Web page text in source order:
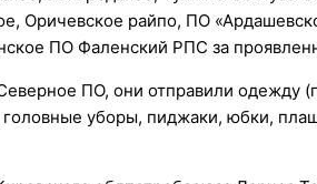
Оричевское райпо, ПО
ПО Фаленский РПС за
ПО, они отправили одежду
уборы, пиджаки, юбки,